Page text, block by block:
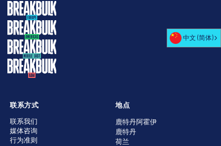
地点
鹿特丹阿霍伊
鹿特丹
荷兰
联系方式
联系我们
媒体咨询
行为准则
中文 (简体)